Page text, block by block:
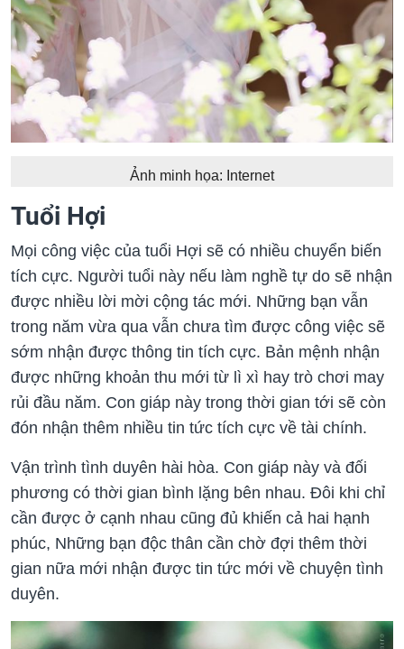
Ảnh minh họa: Internet
Tuổi Hợi
Mọi công việc của tuổi Hợi sẽ có nhiều chuyển biến
tích cực. Người tuổi này nếu làm nghề tự do sẽ nhận
được nhiều lời mời cộng tác mới. Những bạn vẫn
trong năm vừa qua vẫn chưa tìm được công việc sẽ
sớm nhận được thông tin tích cực. Bản mệnh nhận
được những khoản thu mới từ lì xì hay trò chơi may
rủi đầu năm. Con giáp này trong thời gian tới sẽ còn
đón nhận thêm nhiều tin tức tích cực về tài chính.
Vận trình tình duyên hài hòa. Con giáp này và đối
phương có thời gian bình lặng bên nhau. Đôi khi chỉ
cần được ở cạnh nhau cũng đủ khiến cả hai hạnh
phúc, Những bạn độc thân cần chờ đợi thêm thời
gian nữa mới nhận được tin tức mới về chuyện tình
duyên.